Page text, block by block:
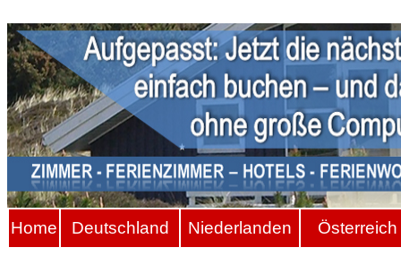
Home Deutschland Niederlanden Österreich